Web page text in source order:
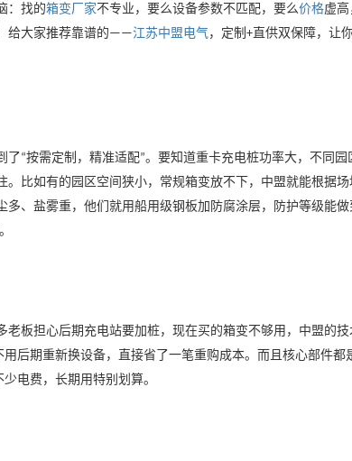
：找的箱变厂家不专业，要么设备参数不匹配，要么价格虚
给大家推荐靠谱的——江苏中盟电气 ，定制 +直供双保障，让
了“按需定制，精准适配”。要知道重卡充电桩功率大，不同园
比如有的园区空间狭小，常规箱变放不下，中盟就能根据场
、盐雾重，他们就用船用级钢板加防腐涂层，防护等级能做
板担心后期充电站要加桩，现在买的箱变不够用，中盟的
用后期重新换设备，直接省了一笔重购成本。而且核心部件都
电费，长期用特别划算。